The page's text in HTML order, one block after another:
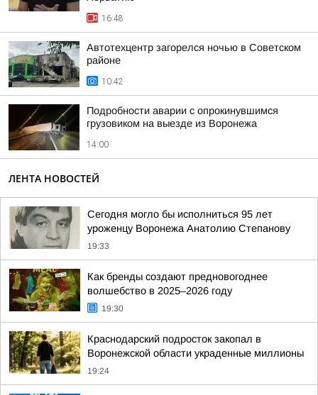
16:48
Автотехцентр загорелся ночью в Советском
районе
10:42
Подробности аварии с опрокинувшимся
грузовиком на выезде из Воронежа
14:00
ЛЕНТА НОВОСТЕЙ
Сегодня могло бы исполниться 95 лет
уроженцу Воронежа Анатолию Степанову
19:33
Как бренды создают предновогоднее
волшебство в 2025–2026 году
19:30
Краснодарский подросток закопал в
Воронежской области украденные миллионы
19:24